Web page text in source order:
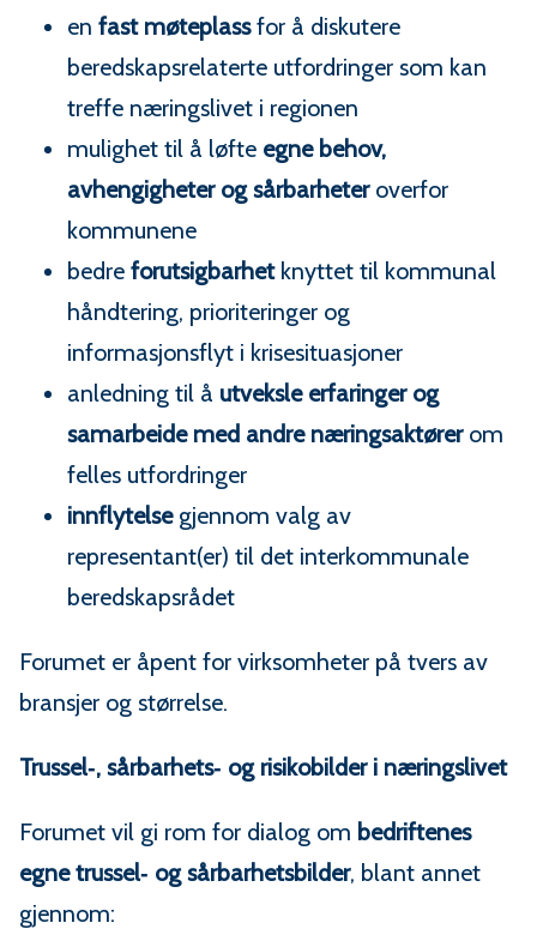
en fast møteplassfor å diskutere
beredskapsrelaterte utfordringer som kan
treffe næringslivet i regionen
mulighet til å løfte egne behov,
avhengigheter og sårbarheteroverfor
kommunene
bedre forutsigbarhetknyttet til kommunal
håndtering, prioriteringer og
informasjonsflyt i krisesituasjoner
anledning til å utveksle erfaringer og
samarbeide med andre næringsaktørerom
felles utfordringer
innflytelsegjennom valg av
representant(er) til det interkommunale
beredskapsrådet
Forumet er åpent for virksomheter på tvers av
bransjer og størrelse.
Trussel‑, sårbarhets‑ og risikobilder i næringslivet
Forumet vil gi rom for dialog om bedriftenes
egne trussel‑ og sårbarhetsbilder, blant annet
gjennom: